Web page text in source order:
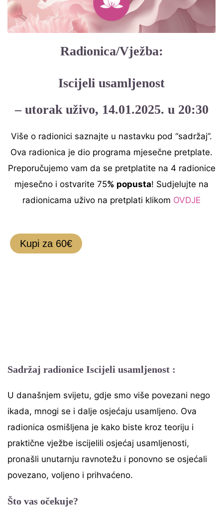
Radionica/Vježba:
Iscijeli usamljenost
– utorak uživo, 14.01.2025. u 20:30
Više o radionici saznajte u nastavku pod “sadržaj”.
Ova radionica je dio programa mjesečne pretplate.
Preporučujemo vam da se pretplatite na 4 radionice
mjesečno i ostvarite 75% popusta! Sudjelujte na
radionicama uživo na pretplati klikom OVDJE
Kupi za 60€
Sadržaj radionice Iscijeli usamljenost :
U današnjem svijetu, gdje smo više povezani nego
ikada, mnogi se i dalje osjećaju usamljeno. Ova
radionica osmišljena je kako biste kroz teoriju i
praktične vježbe iscijelili osjećaj usamljenosti,
pronašli unutarnju ravnotežu i ponovno se osjećali
povezano, voljeno i prihvaćeno.
Što vas očekuje?